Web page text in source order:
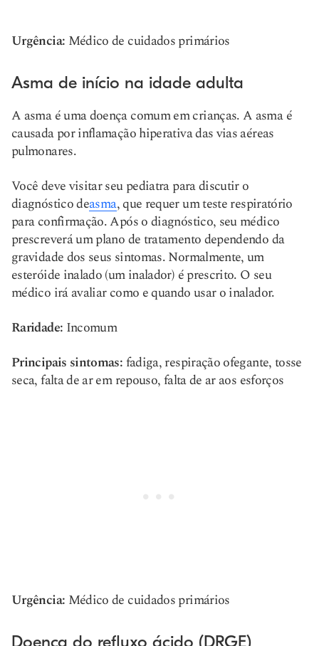
Urgência: Médico de cuidados primários
Asma de início na idade adulta
A asma é uma doença comum em crianças. A asma é
causada por inflamação hiperativa das vias aéreas
pulmonares.
Você deve visitar seu pediatra para discutir o
diagnóstico deasma, que requer um teste respiratório
para confirmação. Após o diagnóstico, seu médico
prescreverá um plano de tratamento dependendo da
gravidade dos seus sintomas. Normalmente, um
esteróide inalado (um inalador) é prescrito. O seu
médico irá avaliar como e quando usar o inalador.
Raridade: Incomum
Principais sintomas:fadiga, respiração ofegante, tosse
seca, falta de ar em repouso, falta de ar aos esforços
Urgência: Médico de cuidados primários
Doença do refluxo ácido (DRGE)